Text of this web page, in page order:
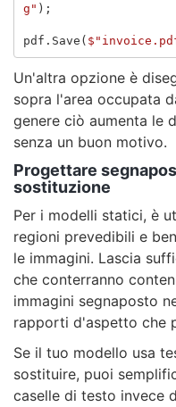
g" );
pdf . Save (
Un'altra opzione è
sopra l'area occupata
genere ciò aumenta le
senza un buon motivo.
Progettare
sostituzione
Per i modelli statici, è
regioni prevedibili e
le immagini. Lascia
che conterranno
immagini segnaposto
rapporti d'aspetto che
Se il tuo modello usa
sostituire, puoi
caselle di testo invece